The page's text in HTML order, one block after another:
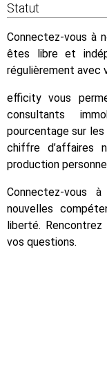
Statut
Connectez-vous à
êtes libre et
régulièrement avec
efficity vous
consultants
pourcentage sur
chiffre d’affaires
production
Connectez-vous
nouvelles
liberté.
vos questions.